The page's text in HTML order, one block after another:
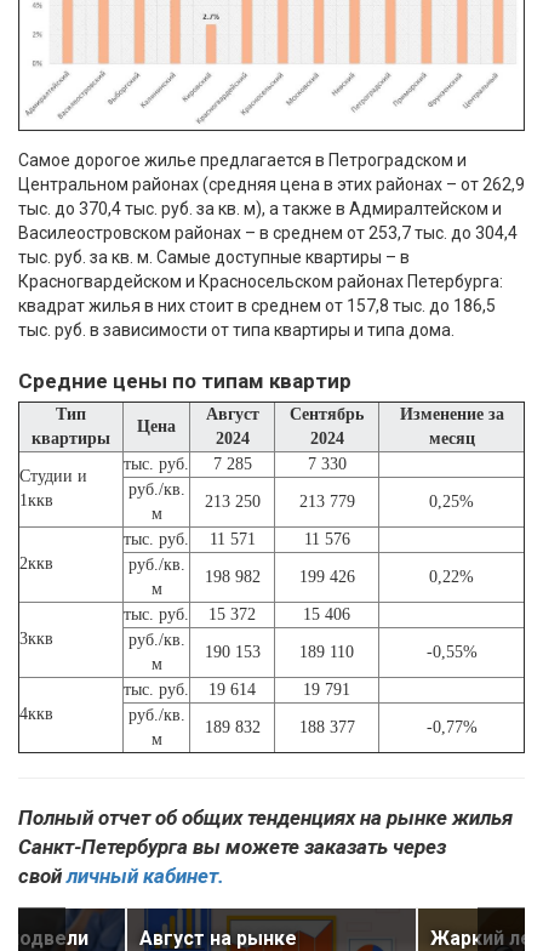
Самое дорогое жилье предлагается в Петроградском и
Центральном районах (средняя цена в этих районах – от 262,9
тыс. до 370,4 тыс. руб. за кв. м), а также в Адмиралтейском и
Василеостровском районах – в среднем от 253,7 тыс. до 304,4
тыс. руб. за кв. м. Самые доступные квартиры – в
Красногвардейском и Красносельском районах Петербурга:
квадрат жилья в них стоит в среднем от 157,8 тыс. до 186,5
тыс. руб. в зависимости от типа квартиры и типа дома.
Средние цены по типам квартир
Тип
квартиры
Цена
Август
2024
Сентябрь
2024
Изменение за
месяц
Студии и
1ккв
тыс. руб. 7 285
7 330
руб./кв.
м
213 250 213 779 0,25%
2ккв
тыс. руб. 11 571
11 576
руб./кв.
м
198 982 199 426 0,22%
3ккв
тыс. руб. 15 372
15 406
руб./кв.
м
190 153 189 110 -0,55%
4ккв
тыс. руб. 19 614
19 791
руб./кв.
м
189 832 188 377 -0,77%
Полный отчет об общих тенденциях на рынке жилья
Санкт-Петербурга вы можете заказать через
свойличный кабинет.
подвели
Август на рынке
Жаркий